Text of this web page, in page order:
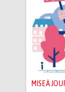
MISE À